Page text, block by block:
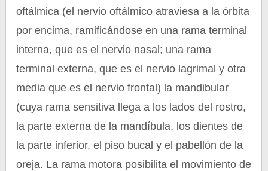
oftálmica (el nervio oftálmico atraviesa a la órbita
por encima, ramificándose en una rama terminal
interna, que es el nervio nasal; una rama
terminal externa, que es el nervio lagrimal y otra
media que es el nervio frontal) la mandibular
(cuya rama sensitiva llega a los lados del rostro,
la parte externa de la mandíbula, los dientes de
la parte inferior, el piso bucal y el pabellón de la
oreja. La rama motora posibilita el movimiento de